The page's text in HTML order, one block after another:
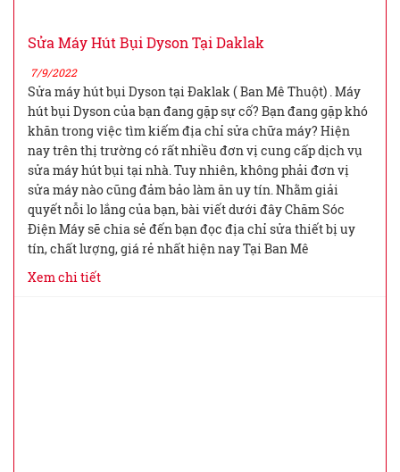
Sửa Máy Hút Bụi Dyson Tại Daklak
7/9/2022
Sửa máy hút bụi Dyson tại Đaklak ( Ban Mê Thuột) . Máy
hút bụi Dyson của bạn đang gặp sự cố? Bạn đang gặp khó
khăn trong việc tìm kiếm địa chỉ sửa chữa máy? Hiện
nay trên thị trường có rất nhiều đơn vị cung cấp dịch vụ
sửa máy hút bụi tại nhà. Tuy nhiên, không phải đơn vị
sửa máy nào cũng đảm bảo làm ăn uy tín. Nhằm giải
quyết nỗi lo lắng của bạn, bài viết dưới đây Chăm Sóc
Điện Máy sẽ chia sẻ đến bạn đọc địa chỉ sửa thiết bị uy
tín, chất lượng, giá rẻ nhất hiện nay Tại Ban Mê
Xem chi tiết